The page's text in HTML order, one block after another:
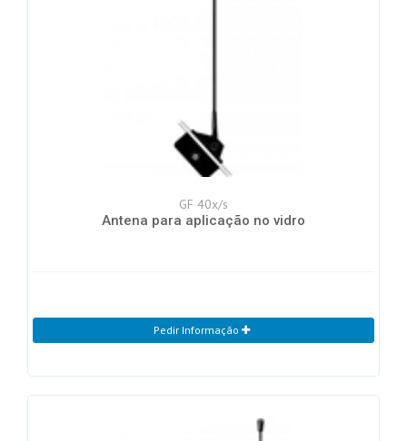
GF 40x/s
Antena para aplicação no vidro
Pedir Informação